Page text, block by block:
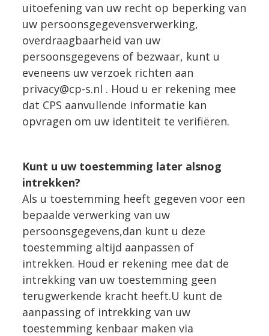
uitoefening van uw recht op beperking van
uw persoonsgegevensverwerking,
overdraagbaarheid van uw
persoonsgegevens of bezwaar, kunt u
eveneens uw verzoek richten aan
privacy@cp-s.nl . Houd u er rekening mee
dat CPS aanvullende informatie kan
opvragen om uw identiteit te verifiëren.
Kunt u uw toestemming later alsnog
intrekken?
Als u toestemming heeft gegeven voor een
bepaalde verwerking van uw
persoonsgegevens,dan kunt u deze
toestemming altijd aanpassen of
intrekken. Houd er rekening mee dat de
intrekking van uw toestemming geen
terugwerkende kracht heeft.U kunt de
aanpassing of intrekking van uw
toestemming kenbaar maken via